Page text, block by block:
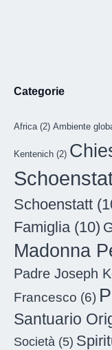
Categorie
Africa(2) Ambiente
Kentenich (2)
Schoenstatt
Famiglia(10)
Madonna
Padre Joseph
Francesco (6)
Santuario
Società (5)